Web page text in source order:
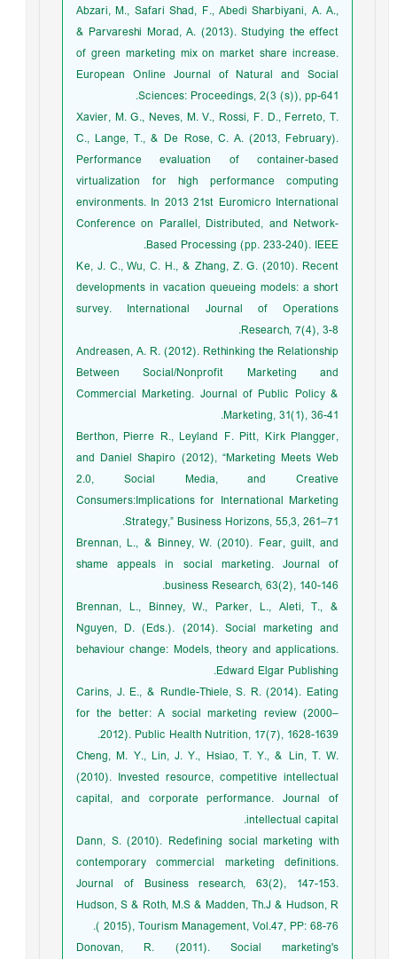
Abzari, M., Safari Shad, F., Abedi Sharbiyani, A. A.,
& Parvareshi Morad, A. (2013). Studying the effect
of green marketing mix on market share increase.
European Online Journal of Natural and Social
Sciences: Proceedings, 2(3 (s)), pp-641.
Xavier, M. G., Neves, M. V., Rossi, F. D., Ferreto, T.
C., Lange, T., & De Rose, C. A. (2013, February).
Performance evaluation of container-based
virtualization for high performance computing
environments. In 2013 21st Euromicro International
Conference on Parallel, Distributed, and Network-
Based Processing (pp. 233-240). IEEE.
Ke, J. C., Wu, C. H., & Zhang, Z. G. (2010). Recent
developments in vacation queueing models: a short
survey. International Journal of Operations
Research, 7(4), 3-8.
Andreasen, A. R. (2012). Rethinking the Relationship
Between Social/Nonprofit Marketing and
Commercial Marketing. Journal of Public Policy &
Marketing, 31(1), 36-41.
Berthon, Pierre R., Leyland F. Pitt, Kirk Plangger,
and Daniel Shapiro (2012), “Marketing Meets Web
2.0, Social Media, and Creative
Consumers:Implications for International Marketing
Strategy,” Business Horizons, 55,3, 261–71.
Brennan, L., & Binney, W. (2010). Fear, guilt, and
shame appeals in social marketing. Journal of
business Research, 63(2), 140-146.
Brennan, L., Binney, W., Parker, L., Aleti, T., &
Nguyen, D. (Eds.). (2014). Social marketing and
behaviour change: Models, theory and applications.
Edward Elgar Publishing.
Carins, J. E., & Rundle-Thiele, S. R. (2014). Eating
for the better: A social marketing review (2000–
2012). Public Health Nutrition, 17(7), 1628-1639.
Cheng, M. Y., Lin, J. Y., Hsiao, T. Y., & Lin, T. W.
(2010). Invested resource, competitive intellectual
capital, and corporate performance. Journal of
intellectual capital.
Dann, S. (2010). Redefining social marketing with
contemporary commercial marketing definitions.
Journal of Business research, 63(2), 147-153.
Hudson, S & Roth, M.S & Madden, Th.J & Hudson, R
( 2015), Tourism Management, Vol.47, PP: 68-76.
Donovan, R. (2011). Social marketing's